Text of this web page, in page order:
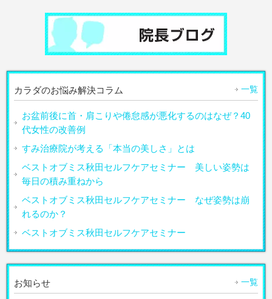
カラダのお悩み解決コラム 一覧
お盆前後に首・肩こりや倦怠感が悪化するのはなぜ？40
代女性の改善例
すみ治療院が考える「本当の美しさ」とは
ベストオブミス秋田セルフケアセミナー 美しい姿勢は
毎日の積み重ねから
ベストオブミス秋田セルフケアセミナー なぜ姿勢は崩
れるのか？
ベストオブミス秋田セルフケアセミナー
お知らせ 一覧